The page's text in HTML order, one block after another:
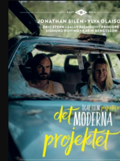
Maja Kekonius